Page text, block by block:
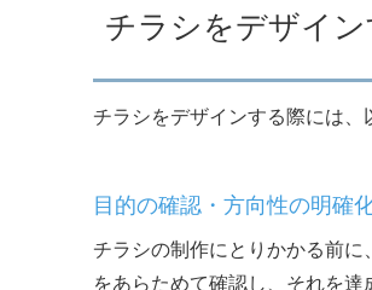
チラシをデザイ
チラシをデザインする際には、
目的の確認・方向性の明確
チラシの制作にとりかかる前に、
をあらためて確認し、それを達